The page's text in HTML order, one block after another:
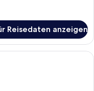
Reisedaten anzeigen
Hotelzimmer mit